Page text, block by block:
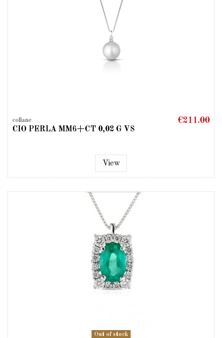
collane
CIO PERLA MM6+CT 0,02 G VS
€211.00
View
Out of stock